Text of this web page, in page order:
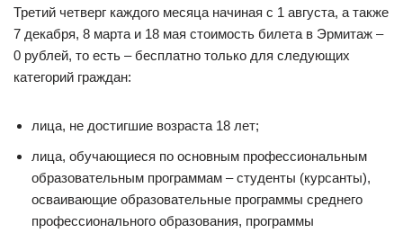
Третий четверг каждого месяца начиная с 1 августа, а также
7 декабря, 8 марта и 18 мая стоимость билета в Эрмитаж –
0 рублей, то есть – бесплатно только для следующих
категорий граждан:
лица, не достигшие возраста 18 лет;
лица, обучающиеся по основным профессиональным
образовательным программам – студенты (курсанты),
осваивающие образовательные программы среднего
профессионального образования, программы